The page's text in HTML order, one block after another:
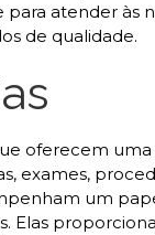
atender às
de qualidade.
oferecem
exames,
um
Elas